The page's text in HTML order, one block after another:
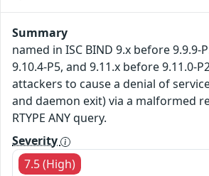
Summary
named in ISC BIND 9.x before 9.9.9-
9.10.4-P5, and 9.11.x before 9.11.0-
attackers to cause a denial of
and daemon exit) via a malformed
RTYPE ANY query.
Severity
7.5 (High)